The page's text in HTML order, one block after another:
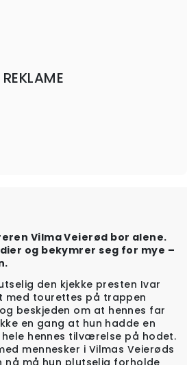
REKLAME
Vilma Veierød bor alene.
og bekymrer seg for mye –
den kjekke presten Ivar
med tourettes på trappen
beskjeden om at hennes far
en gang at hun hadde en
hennes tilværelse på hodet.
mennesker i Vilmas Veierøds